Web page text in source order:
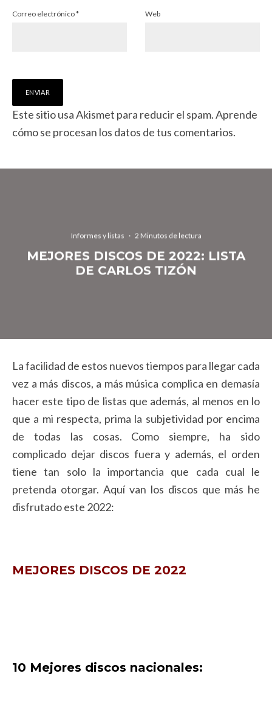
Correo electrónico* Web
Este sitio usa Akismet para reducir el spam.Aprende
cómo se procesan los datos de tus comentarios.
Informes y listas · 2 Minutos de lectura
MEJORES DISCOS DE 2022: LISTA
DE CARLOS TIZÓN
La facilidad de estos nuevos tiempos para llegar cada
vez a más discos, a más música complica en demasía
hacer este tipo de listas que además, al menos en lo
que a mi respecta, prima la subjetividad por encima
de todas las cosas. Como siempre, ha sido
complicado dejar discos fuera y además, el orden
tiene tan solo la importancia que cada cual le
pretenda otorgar. Aquí van los discos que más he
disfrutado este 2022:
MEJORES DISCOS DE 2022
10 Mejores discos nacionales: